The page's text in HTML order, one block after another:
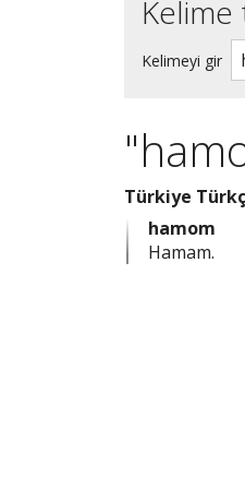
Kelime
Kelimeyi gir
Türkiye
hamom
Hamam.